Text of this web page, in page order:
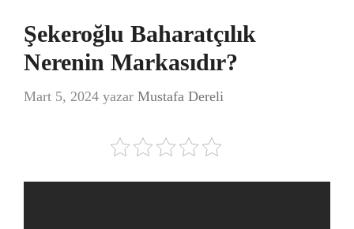
Şekeroğlu Baharatçılık
Nerenin Markasıdır?
Mart 5, 2024 yazar Mustafa Dereli